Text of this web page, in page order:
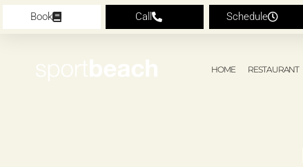
Book Call Schedule
HOME RESTAURANT